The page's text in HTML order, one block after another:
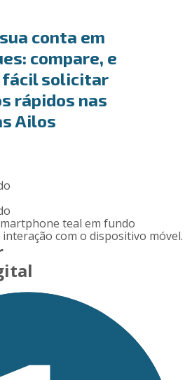
conta em
compare, e
fácil solicitar
rápidos nas
Ailos